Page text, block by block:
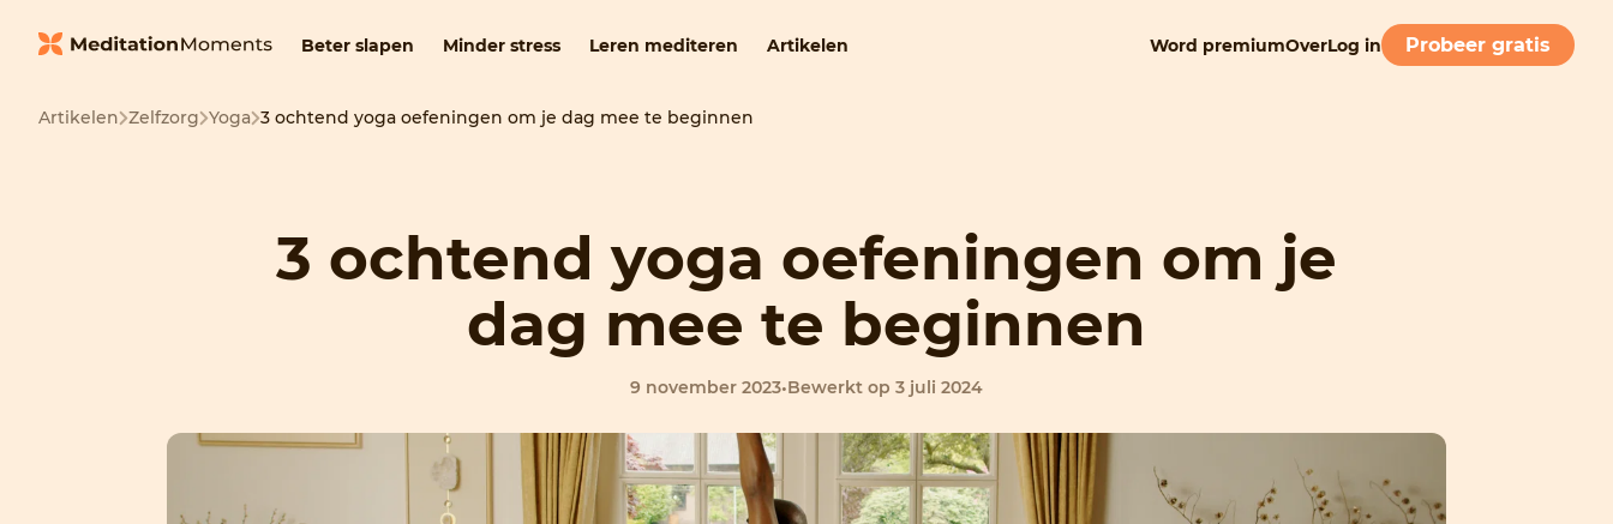
Beter slapen Minder stress Leren mediteren Artikelen Word premiumOverLog in Probeer gratis
Artikelen Zelfzorg Yoga 3 ochtend yoga oefeningen om je dag mee te beginnen
3 ochtend yoga oefeningen om je
dag mee te beginnen
9 november 2023•Bewerkt op 3 juli 2024